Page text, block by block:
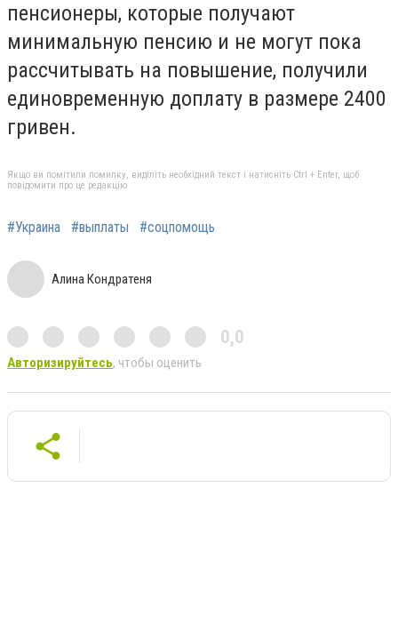
пенсионеры, которые получают
минимальную пенсию и не могут пока
рассчитывать на повышение, получили
единовременную доплату в размере 2400
гривен.
Якщо ви помітили помилку, виділіть необхідний текст і натисніть Ctrl + Enter, щоб
повідомити про це редакцію
#Украина #выплаты #соцпомощь
Алина Кондратеня
0,0
Авторизируйтесь, чтобы оценить